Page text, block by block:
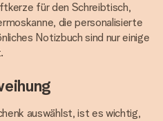
für den Schreibtisch,
die personalisierte
Notizbuch sind nur einige
auswählst, ist es wichtig,